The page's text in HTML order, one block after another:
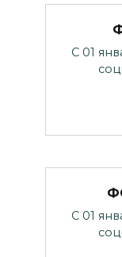
С 01
С 01